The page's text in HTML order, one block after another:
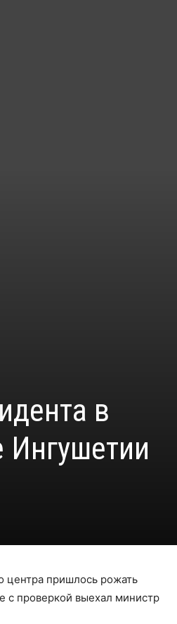
в
Ингушетии
центра пришлось рожать
с проверкой выехал министр